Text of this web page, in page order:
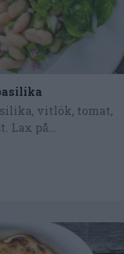
vitlök, tomat,
på...